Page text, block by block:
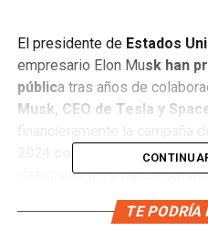
El presidente de Estados
empresario Elon Musk han
pública tras años de
Musk, CEO de Tesla y
2024 con casi 300 millones
designadojefe del
Gubernamental (DOGE),
administración para reducir
TE PODRÍA